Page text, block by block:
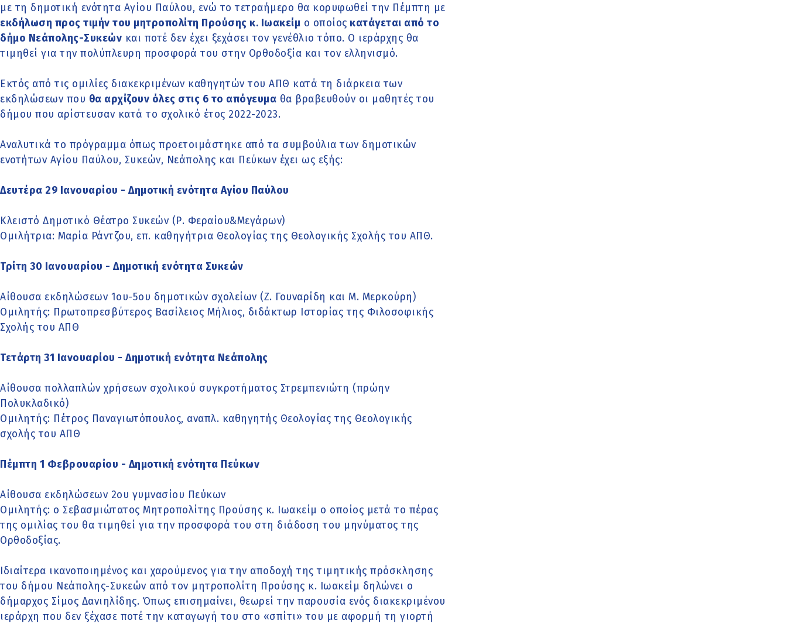
με τη δημοτική ενότητα Αγίου Παύλου, ενώ το τετραήμερο θα κορυφωθεί την Πέμπτη με
εκδήλωση προς τιμήν του μητροπολίτη Προύσης κ. Ιωακείμ ο οποίος κατάγεται από το
δήμο Νεάπολης-Συκεών και ποτέ δεν έχει ξεχάσει τον γενέθλιο τόπο. Ο ιεράρχης θα
τιμηθεί για την πολύπλευρη προσφορά του στην Ορθοδοξία και τον ελληνισμό.
Εκτός από τις ομιλίες διακεκριμένων καθηγητών του ΑΠΘ κατά τη διάρκεια των
εκδηλώσεων που θα αρχίζουν όλες στις 6 το απόγευμα θα βραβευθούν οι μαθητές του
δήμου που αρίστευσαν κατά το σχολικό έτος 2022-2023.
Αναλυτικά το πρόγραμμα όπως προετοιμάστηκε από τα συμβούλια των δημοτικών
ενοτήτων Αγίου Παύλου, Συκεών, Νεάπολης και Πεύκων έχει ως εξής:
Δευτέρα 29 Ιανουαρίου - Δημοτική ενότητα Αγίου Παύλου
Κλειστό Δημοτικό Θέατρο Συκεών (Ρ. Φεραίου&Μεγάρων)
Ομιλήτρια: Μαρία Ράντζου, επ. καθηγήτρια Θεολογίας της Θεολογικής Σχολής του ΑΠΘ.
Τρίτη 30 Ιανουαρίου - Δημοτική ενότητα Συκεών
Αίθουσα εκδηλώσεων 1ου-5ου δημοτικών σχολείων (Ζ. Γουναρίδη και Μ. Μερκούρη)
Ομιλητής: Πρωτοπρεσβύτερος Βασίλειος Μήλιος, διδάκτωρ Ιστορίας της Φιλοσοφικής
Σχολής του ΑΠΘ
Τετάρτη 31 Ιανουαρίου - Δημοτική ενότητα Νεάπολης
Αίθουσα πολλαπλών χρήσεων σχολικού συγκροτήματος Στρεμπενιώτη (πρώην
Πολυκλαδικό)
Ομιλητής: Πέτρος Παναγιωτόπουλος, αναπλ. καθηγητής Θεολογίας της Θεολογικής
σχολής του ΑΠΘ
Πέμπτη 1 Φεβρουαρίου - Δημοτική ενότητα Πεύκων
Αίθουσα εκδηλώσεων 2ου γυμνασίου Πεύκων
Ομιλητής: ο Σεβασμιώτατος Μητροπολίτης Προύσης κ. Ιωακείμ ο οποίος μετά το πέρας
της ομιλίας του θα τιμηθεί για την προσφορά του στη διάδοση του μηνύματος της
Ορθοδοξίας.
Ιδιαίτερα ικανοποιημένος και χαρούμενος για την αποδοχή της τιμητικής πρόσκλησης
του δήμου Νεάπολης-Συκεών από τον μητροπολίτη Προύσης κ. Ιωακείμ δηλώνει ο
δήμαρχος Σίμος Δανιηλίδης. Όπως επισημαίνει, θεωρεί την παρουσία ενός διακεκριμένου
ιεράρχη που δεν ξέχασε ποτέ την καταγωγή του στο «σπίτι» του με αφορμή τη γιορτή